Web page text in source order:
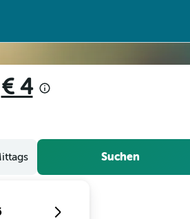
€ 4
Suchen